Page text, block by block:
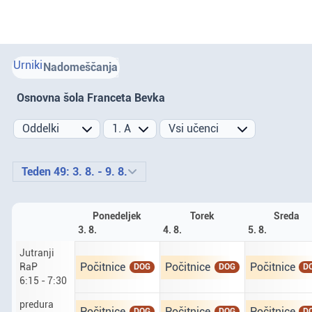
UrnikiNadomeščanja
Osnovna šola Franceta Bevka
Prejšnji teden
Teden 49: 3. 8. - 9. 8.
Ponedeljek
3. 8.
Torek
4. 8.
Sreda
5. 8.
Jutranji
RaP
6:15 - 7:30
Ponedeljek tretji osmi. Jutranji RaP od 6 ur 15
Počitnice DOG Torek četrti osmi. Jutranji
Počitnice DOG Sreda peti
Počitnice
predura
Ponedeljek tretji osmi. predura od 7 ur 30 do 8
Torek četrti osmi. predura od
Sreda peti